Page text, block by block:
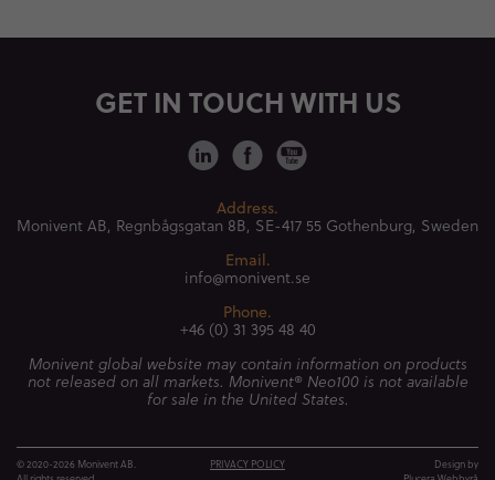
GET IN TOUCH WITH US
Address.
Monivent AB, Regnbågsgatan 8B, SE-417 55 Gothenburg, Sweden
Email.
info@monivent.se
Phone.
+46 (0) 31 395 48 40
Monivent global website may contain information on products
not released on all markets. Monivent® Neo100 is not available
for sale in the United States.
© 2020-2026 Monivent AB.
PRIVACY POLICY
Design by